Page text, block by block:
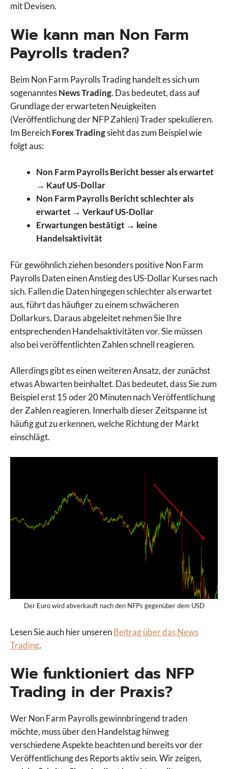
mit Devisen.
Wie kann man Non Farm
Payrolls traden?
Beim Non Farm Payrolls Trading handelt es sich um
sogenanntesNews Trading. Das bedeutet, dass auf
Grundlage der erwarteten Neuigkeiten
(Veröffentlichung der NFP Zahlen) Trader spekulieren.
Im BereichForex Tradingsieht das zum Beispiel wie
folgt aus:
Non Farm Payrolls Bericht besser als erwartet
→ Kauf US-Dollar
Non Farm Payrolls Bericht schlechter als
erwartet → Verkauf US-Dollar
Erwartungen bestätigt → keine
Handelsaktivität
Für gewöhnlich ziehen besonders positive Non Farm
Payrolls Daten einen Anstieg des US-Dollar Kurses nach
sich. Fallen die Daten hingegen schlechter als erwartet
aus, führt das häufiger zu einem schwächeren
Dollarkurs. Daraus abgeleitet nehmen Sie Ihre
entsprechenden Handelsaktivitäten vor. Sie müssen
also bei veröffentlichten Zahlen schnell reagieren.
Allerdings gibt es einen weiteren Ansatz, der zunächst
etwas Abwarten beinhaltet. Das bedeutet, dass Sie zum
Beispiel erst 15 oder 20 Minuten nach Veröffentlichung
der Zahlen reagieren. Innerhalb dieser Zeitspanne ist
häufig gut zu erkennen, welche Richtung der Markt
einschlägt.
Der Euro wird abverkauft nach den NFPs gegenüber dem USD
Lesen Sie auch hier unserenBeitrag über das News
Trading.
Wie funktioniert das NFP
Trading in der Praxis?
Wer Non Farm Payrolls gewinnbringend traden
möchte, muss über den Handelstag hinweg
verschiedene Aspekte beachten und bereits vor der
Veröffentlichung des Reports aktiv sein. Wir zeigen,